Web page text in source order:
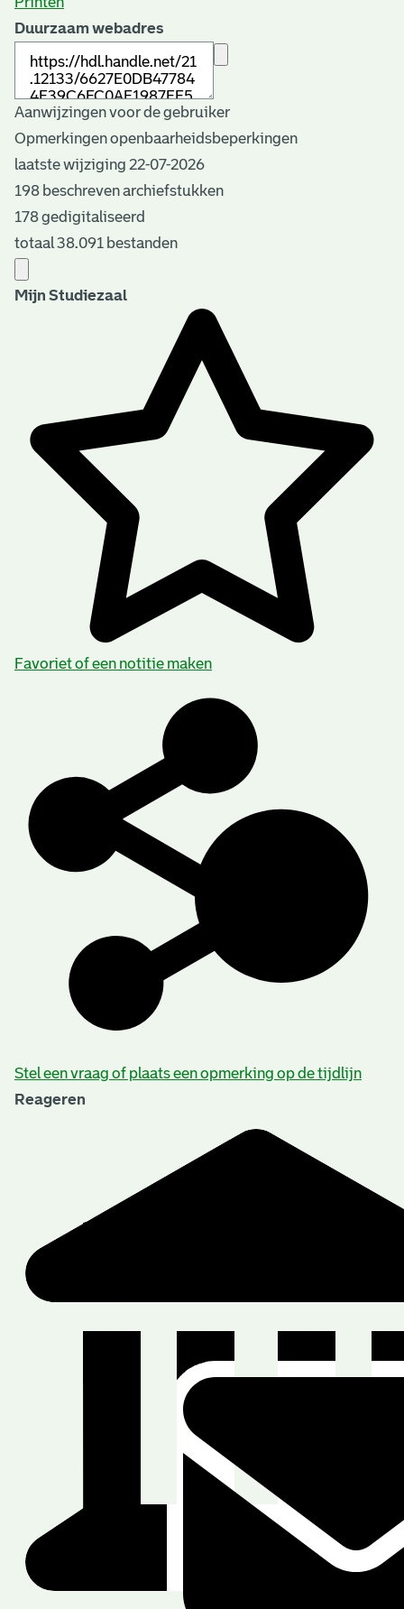
Duurzaam webadres
Aanwijzingen voor de gebruiker
Opmerkingen openbaarheidsbeperkingen
laatste wijziging 22-07-2026
198 beschreven archiefstukken
178 gedigitaliseerd
totaal 38.091 bestanden
Mijn Studiezaal
Favoriet of een notitie maken
Stel een vraag of plaats een opmerking op de tijdlijn
Reageren